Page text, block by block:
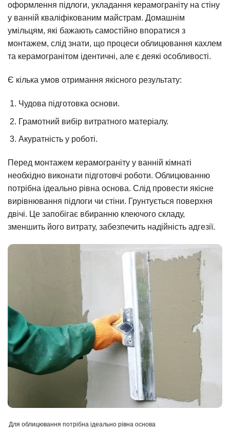
оформлення підлоги, укладання керамограніту на стіну
у ванній кваліфікованим майстрам. Домашнім
умільцям, які бажають самостійно впоратися з
монтажем, слід знати, що процеси облицювання кахлем
та керамогранітом ідентичні, але є деякі особливості.
Є кілька умов отримання якісного результату:
Чудова підготовка основи.
Грамотний вибір витратного матеріалу.
Акуратність у роботі.
Перед монтажем керамограніту у ванній кімнаті
необхідно виконати підготовчі роботи. Облицюванню
потрібна ідеально рівна основа. Слід провести якісне
вирівнювання підлоги чи стіни. Грунтується поверхня
двічі. Це запобігає вбиранню клеючого складу,
зменшить його витрату, забезпечить надійність адгезії.
Для облицювання потрібна ідеально рівна основа